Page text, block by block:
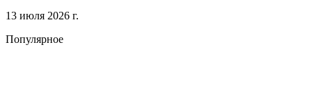
13 июля 2026 г.
Популярное